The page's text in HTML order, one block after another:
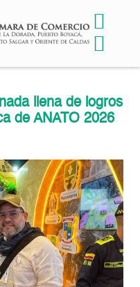
llena de logros
de ANATO 2026